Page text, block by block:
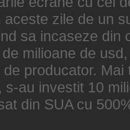
aceste zile de un
sa incaseze din
milioane de
producator.
s-au investit 10
din SUA cu